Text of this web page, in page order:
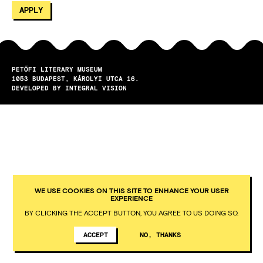
PETŐFI LITERARY MUSEUM
1053
BUDAPEST
KÁROLYI UTCA 16.
DEVELOPED BY INTEGRAL VISION
WE USE COOKIES ON THIS SITE TO ENHANCE YOUR USER
EXPERIENCE
BY CLICKING THE ACCEPT BUTTON, YOU AGREE TO US DOING SO.
ACCEPT NO, THANKS